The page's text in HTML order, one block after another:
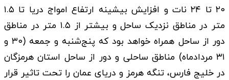
۲۰ تا ۲۴ نات و افزایش بیشینه ارتفاع امواج دریا تا ۱.۵
متر در مناطق نزدیک ساحل و بیشتر از ۱.۵ متر در مناطق
دور از ساحل همراه خواهد بود که پنج‌شنبه و جمعه (۳۰ و
۳۱ مردادماه) مناطق ساحلی و دور از ساحل استان هرمزگان
در خلیج فارس، تنگه هرمز و دریای عمان را تحت تاثیر قرار